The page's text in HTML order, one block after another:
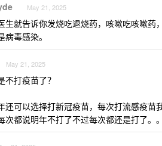
May 21, 2025
生就告诉你发烧吃退烧药，咳嗽吃咳嗽
毒感染。
May 21, 2025
不打疫苗了？
还可以选择打新冠疫苗，每次打流感疫
次都说明年不打了不过每次都还是打了。。